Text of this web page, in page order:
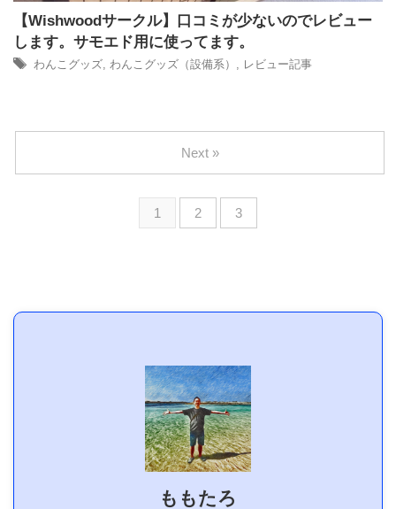
【Wishwoodサークル】口コミが少ないのでレビュー
します。サモエド用に使ってます。
わんこグッズ わんこグッズ（設備系） レビュー記事
1 2 3
Next »
ももたろ